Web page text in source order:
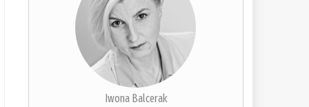
Iwona Balcerak